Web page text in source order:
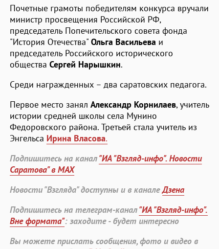
Почетные грамоты победителям конкурса вручали
министр просвещения Российской РФ,
председатель Попечительского совета фонда
"История Отечества" Ольга Васильева и
председатель Российского исторического
общества Сергей Нарышкин.
Среди награжденных – два саратовских педагога.
Первое место занял Александр Корнилаев, учитель
истории средней школы села Мунино
Федоровского района. Третьей стала учитель из
Энгельса Ирина Власова.
Подпишитесь на канал"ИА "Взгляд-инфо". Новости
Саратова" в MAX
Новости "Взгляда" доступны и в каналеДзена
Подпишитесь на телеграм-канал"ИА "Взгляд-инфо".
Вне формата": заходите - будет интересно
Вы можете прислать сообщения, фото и видео в